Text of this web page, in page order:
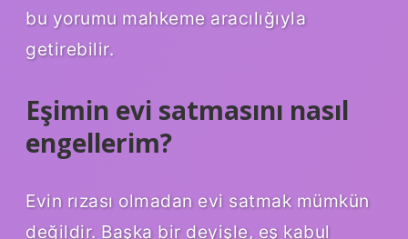
bu yorumu mahkeme aracılığıyla
getirebilir.
Eşimin evi satmasını nasıl
engellerim?
Evin rızası olmadan evi satmak mümkün
değildir. Başka bir deyişle, eş kabul